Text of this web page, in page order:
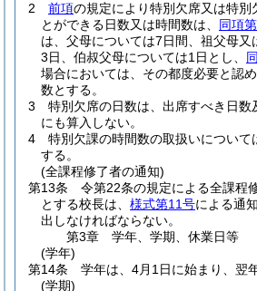
2
前項の規定により特別欠席又は特別
とができる日数又は時間数は、 同項
は、父母については7日間、祖父母又
3日、伯叔父母については1日とし、
場合においては、その都度必要と認
数とする。
3
特別欠席の日数は、出席すべき日数
にも算入しない。
4
特別欠課の時間数の取扱いについて
する。
(全課程修了者の通知)
第13条
令第22条の規定による全課程
とする校長は、 様式第11号による通
出しなければならない。
第3章
学年、学期、休業日等
(学年)
第14条
学年は、4月1日に始まり、翌
(学期)